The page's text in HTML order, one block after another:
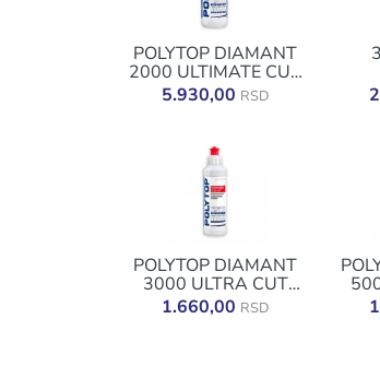
POLYTOP DIAMANT
2000 ULTIMATE CUT
1L
5.930,00 RSD
POLYTOP DIAMANT
3000 ULTRA CUT
250ML
1.660,00 RSD